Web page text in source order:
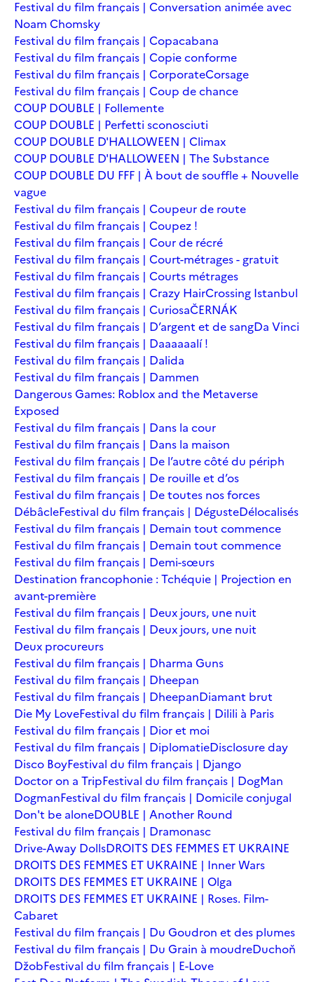
Festival du film français | Conversation animée avec
Noam Chomsky
Festival du film français | Copacabana
Festival du film français | Copie conforme
Festival du film français | CorporateCorsage
Festival du film français | Coup de chance
COUP DOUBLE | Follemente
COUP DOUBLE | Perfetti sconosciuti
COUP DOUBLE D'HALLOWEEN | Climax
COUP DOUBLE D'HALLOWEEN | The Substance
COUP DOUBLE DU FFF | À bout de souffle + Nouvelle
vague
Festival du film français | Coupeur de route
Festival du film français | Coupez !
Festival du film français | Cour de récré
Festival du film français | Court-métrages - gratuit
Festival du film français | Courts métrages
Festival du film français | Crazy HairCrossing Istanbul
Festival du film français | CuriosaČERNÁK
Festival du film français | D’argent et de sangDa Vinci
Festival du film français | Daaaaaalí !
Festival du film français | Dalida
Festival du film français | Dammen
Dangerous Games: Roblox and the Metaverse
Exposed
Festival du film français | Dans la cour
Festival du film français | Dans la maison
Festival du film français | De l’autre côté du périph
Festival du film français | De rouille et d’os
Festival du film français | De toutes nos forces
DébâcleFestival du film français | DégusteDélocalisés
Festival du film français | Demain tout commence
Festival du film français | Demain tout commence
Festival du film français | Demi-sœurs
Destination francophonie : Tchéquie | Projection en
avant-première
Festival du film français | Deux jours, une nuit
Festival du film français | Deux jours, une nuit
Deux procureurs
Festival du film français | Dharma Guns
Festival du film français | Dheepan
Festival du film français | DheepanDiamant brut
Die My LoveFestival du film français | Dilili à Paris
Festival du film français | Dior et moi
Festival du film français | DiplomatieDisclosure day
Disco BoyFestival du film français | Django
Doctor on a TripFestival du film français | DogMan
DogmanFestival du film français | Domicile conjugal
Don't be aloneDOUBLE | Another Round
Festival du film français | Dramonasc
Drive-Away DollsDROITS DES FEMMES ET UKRAINE
DROITS DES FEMMES ET UKRAINE | Inner Wars
DROITS DES FEMMES ET UKRAINE | Olga
DROITS DES FEMMES ET UKRAINE | Roses. Film-
Cabaret
Festival du film français | Du Goudron et des plumes
Festival du film français | Du Grain à moudreDuchoň
DžobFestival du film français | E-Love